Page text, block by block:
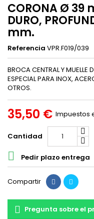
CORONA Ø 39
DURO,
mm.
Referencia VPR.F019/039
BROCA CENTRAL Y
ESPECIAL PARA INOX,
OTROS.
35,50 € Impuestos
Cantidad
 Pedir plazo entrega
Compartir
Pregunta sobre el